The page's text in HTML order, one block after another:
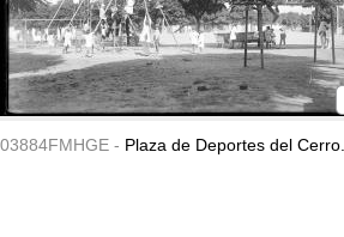
03884FMHGE - Plaza de Deportes del Cerro.